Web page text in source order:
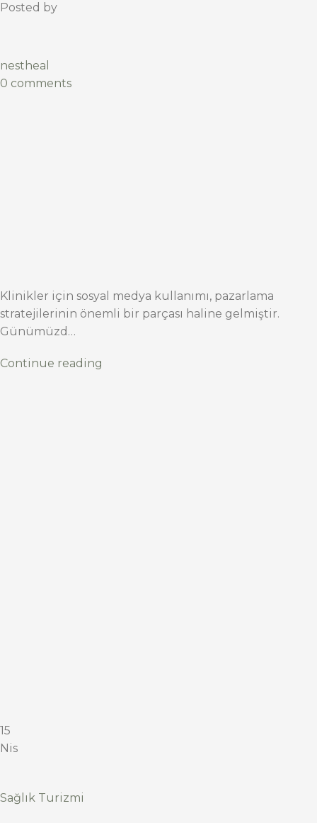
Posted by
nestheal
0 comments
Klinikler için sosyal medya kullanımı, pazarlama
stratejilerinin önemli bir parçası haline gelmiştir.
Günümüzd…
Continue reading
15
Nis
Sağlık Turizmi